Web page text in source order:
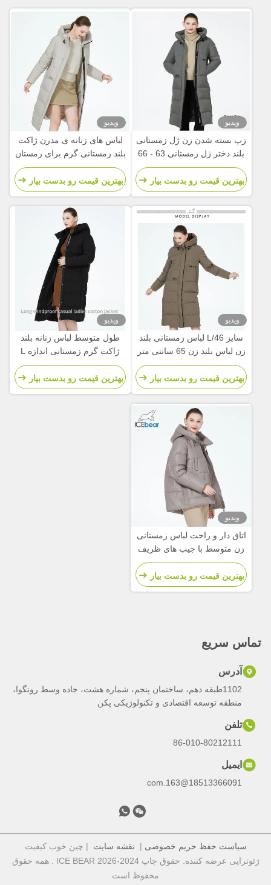
ویدیو
زپ بسته شدن زن ژل زمستانی
بلند دختر ژل زمستانی 63 - 66
سانتی متر طول آستین
بهترین قیمت رو بدست بیار
ویدیو
لباس های زنانه ی مدرن ژاکت
بلند زمستانی گرم برای زمستان
های سرد
بهترین قیمت رو بدست بیار
ویدیو
سایز L/46 لباس زمستانی بلند
زن لباس بلند زن 65 سانتی متر
طول آستین
بهترین قیمت رو بدست بیار
ویدیو
طول متوسط لباس زنانه بلند
ژاکت گرم زمستانی اندازه L
اندازه 46
بهترین قیمت رو بدست بیار
ویدیو
اتاق دار و راحت لباس زمستانی
زن متوسط با جیب های ظریف
بهترین قیمت رو بدست بیار
تماس سریع
آدرس
1102طبقه دهم، ساختمان پنجم، شماره هشت، جاده وسط رونگوا،
منطقه توسعه اقتصادی و تکنولوژیکی پکن
تلفن
86-010-80212111
ایمیل
18513366091@163.com
سیاست حفظ حریم خصوصی | نقشه سایت | چین خوب کیفیت
ژئوتراپی عرضه کننده. حقوق چاپ 2024-2026 ICE BEAR . همه حقوق
محفوظ است